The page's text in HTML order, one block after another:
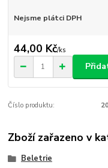
Nejsme plátci DPH
44,00 Kč/ks
Číslo produktu:
Zboží zařazeno v
Beletrie